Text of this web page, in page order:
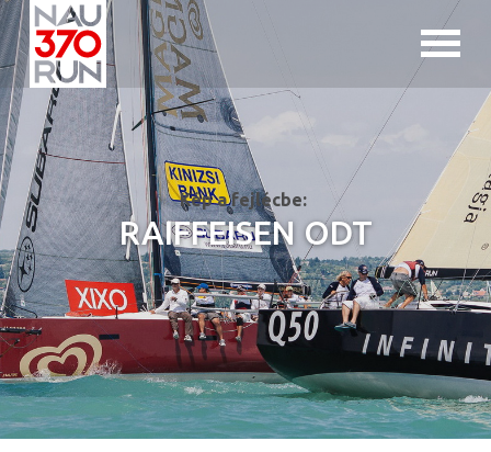
Jump to navigation
Kép a fejlécbe:
RAIFFEISEN ODT